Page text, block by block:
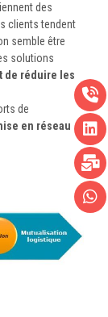
des
clients tendent
semble être
solutions
de réduire les
de
en réseau